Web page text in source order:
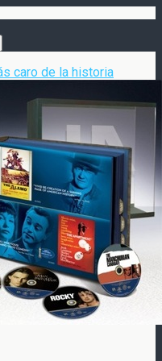
caro de la historia